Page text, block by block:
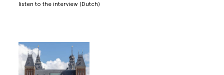
listen to the interview (Dutch)